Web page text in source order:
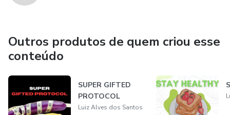
Outros produtos de quem criou esse
conteúdo
SUPER GIFTED
PROTOCOL
Luiz Alves dos Santos